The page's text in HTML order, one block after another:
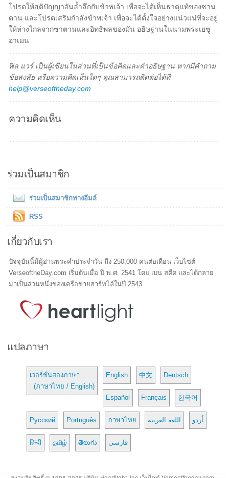
โปรดให้สติปัญญาอันล้ำลึกกับข้าพเจ้า เพื่อจะได้เห็นธาตุแท้ของซาน
ตาน และโปรดเสริมกำลังข้าพเจ้า เพื่อจะได้ตั้งใจอย่างแน่วแน่ที่จะอยู่
ให้ห่างไกลจากซาตานและอิทธิพลของมัน อธิษฐานในนามพระเยซู
อาเมน
ฟิล แวร์ เป็นผู้เขียนในส่วนที่เป็นข้อคิดและคำอธิษฐาน หากมีคำถาม
ข้อสงสัย หรือความคิดเห็นใดๆ คุณสามารถติดต่อได้ที่
help@verseoftheday.com
ความคิดเห็น
ร่วมเป็นสมาชิก
ร่วมเป็นสมาชิกทางอีมล์
RSS
เกี่ยวกับเรา
ปัจจุบันนี้มีผู้อ่านพระคำประจำวัน ถึง 250,000 คนต่อเดือน เว็บไซต์
VerseoftheDay.com เริ่มต้นเมื่อ ปี พ.ศ. 2541 โดย เบน สตีด และได้กลาย
มาเป็นส่วนหนึ่งของเครือข่ายฮาร์ทไล์ในปี 2543
แปลภาษา
เวอร์ชั่นสองภาษา:
(ภาษาไทย / English)
English 中文 Deutsch
Español Français 한국어
Русский Português ภาษาไทย اللغة العربية اُردو
हिन्दी தமிழ் తెలుగు فارسی